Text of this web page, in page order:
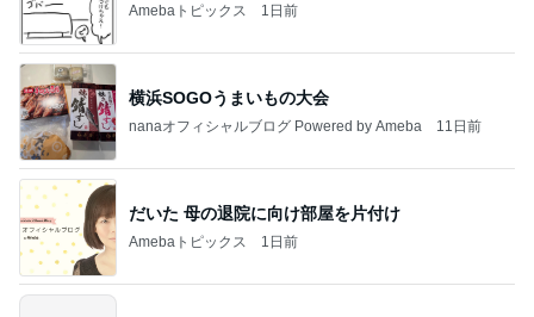
Amebaトピックス 1日前
横浜SOGOうまいもの大会
nanaオフィシャルブログ Powered by Ameba 11日前
だいた 母の退院に向け部屋を片付け
Amebaトピックス 1日前